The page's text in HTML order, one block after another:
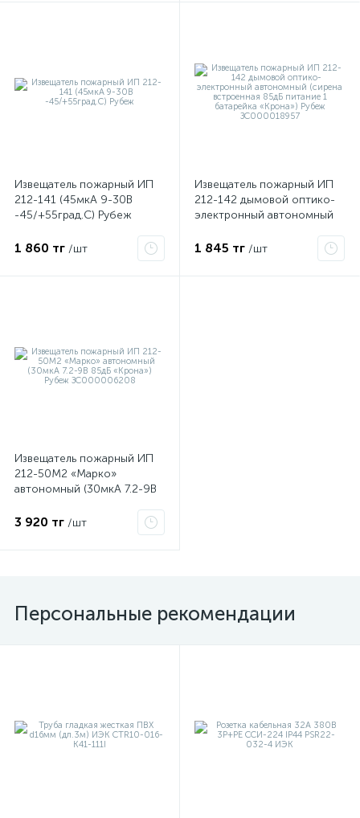
Извещатель пожарный ИП
212-141 (45мкА 9-30В
-45/+55град.C) Рубеж
1 860 тг /шт
Извещатель пожарный ИП
212-142 дымовой оптико-
электронный автономный
питание 1 батарейка
1 845 тг /шт
Извещатель пожарный ИП
212-50М2 «Марко»
автономный (30мкА 7.2-9В
ЗС000006208
3 920 тг /шт
Персональные рекомендации